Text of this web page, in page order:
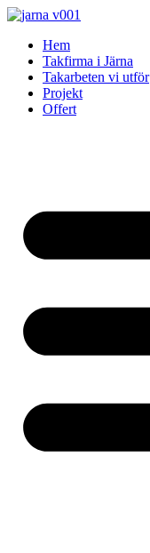
Skip
contentHem
Takfirma i Järna
Takarbeten vi utför
Projekt
Offert